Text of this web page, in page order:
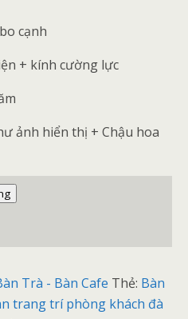
cạnh
+ kính cường lực
ảnh hiển thị + Chậu hoa
Trà - Bàn Cafe Thẻ: Bàn
trang trí phòng khách đà